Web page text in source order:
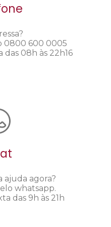
0800 600 0005
das 08h às 22h16
ajuda agora?
whatsapp.
das 9h às 21h